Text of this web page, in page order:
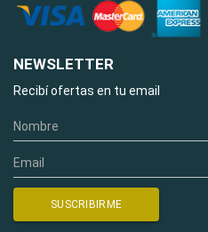
NEWSLETTER
Recibí ofertas en tu email